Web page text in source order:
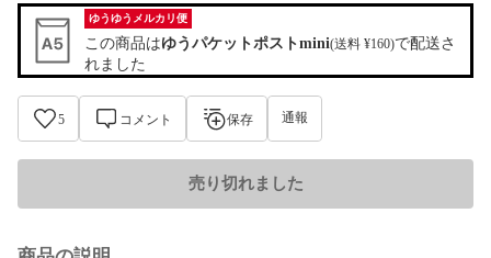
ゆうゆうメルカリ便
この商品はゆうパケットポストmini(送料 ¥160)で配送さ
れました
5 コメント 保存 通報
売り切れました